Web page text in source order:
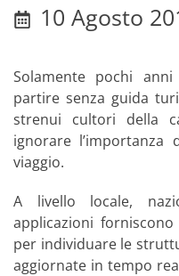
10 Agosto
Solamente pochi
partire senza guida
strenui cultori della
ignorare
viaggio.
A livello locale,
applicazioni
per individuare le
aggiornate in tempo